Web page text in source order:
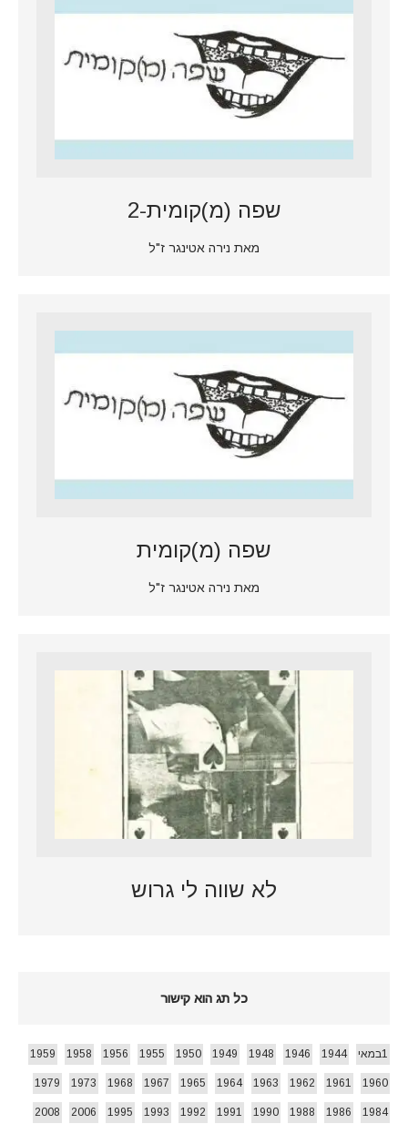
שפה (מ)קומית-2
מאת נירה אטינגר ז"ל
שפה (מ)קומית
מאת נירה אטינגר ז"ל
לא שווה לי גרוש
כל תג הוא קישור
1במאי 1944
1946
1948
1949
1950
1955
1956
1958
1959
1960
1961
1962
1963
1964
1965
1967
1968
1973
1979
1984
1986
1988
1990
1991
1992
1993
1995
2006
2008